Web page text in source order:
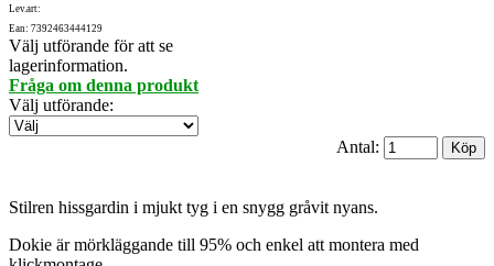
Lev.art:
Ean: 7392463444129
Välj utförande för att se
lagerinformation.
Fråga om denna produkt
Välj utförande:
Antal:
Stilren hissgardin i mjukt tyg i en snygg gråvit nyans.
Dokie är mörkläggande till 95% och enkel att montera med